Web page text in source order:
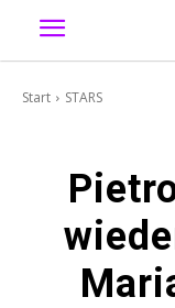
Start STARS